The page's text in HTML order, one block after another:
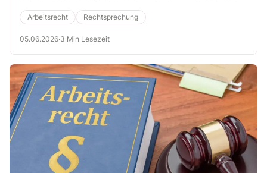
(Landesarbeitsgericht München, 21.4.2026, Az. 9 SLa 495/25).
Arbeitsrecht Rechtsprechung
05.06.2026·3 Min Lesezeit